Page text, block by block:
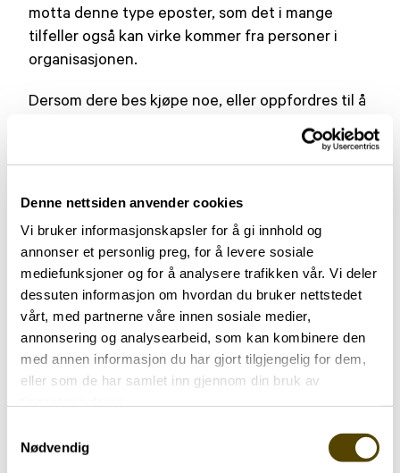
Denne nettsiden anvender cookies
Vi bruker informasjonskapsler for å gi innhold og
annonser et personlig preg, for å levere sosiale
mediefunksjoner og for å analysere trafikken vår. Vi deler
dessuten informasjon om hvordan du bruker nettstedet
vårt, med partnerne våre innen sosiale medier,
annonsering og analysearbeid, som kan kombinere den
med annen informasjon du har gjort tilgjengelig for dem,
eller som de har samlet inn gjennom din bruk av
Nødvendig
motta denne type eposter, som det i mange
tilfeller også kan virke kommer fra personer i
organisasjonen.
Dersom dere bes kjøpe noe, eller oppfordres til å
utføre en oppgave som krever betalinger,
kontakt alltid på telefon, eller annen måte
vedkommende i organisasjonen som oppgis som
Dersom dere har spørsmål, eller trenger mer
informasjon, ta gjerne kontakt med
administrasjonen på e-postadressen:
post@parkinson.no eller tlf: 22 00 83 00.
Lignende aktueltsaker